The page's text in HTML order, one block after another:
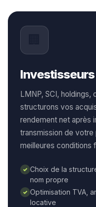
LMNP, SCI,
structurons vos
rendement net après
transmission de votre
meilleures conditions
✓ Choix de la
nom propre
✓ Optimisation TVA,
locative